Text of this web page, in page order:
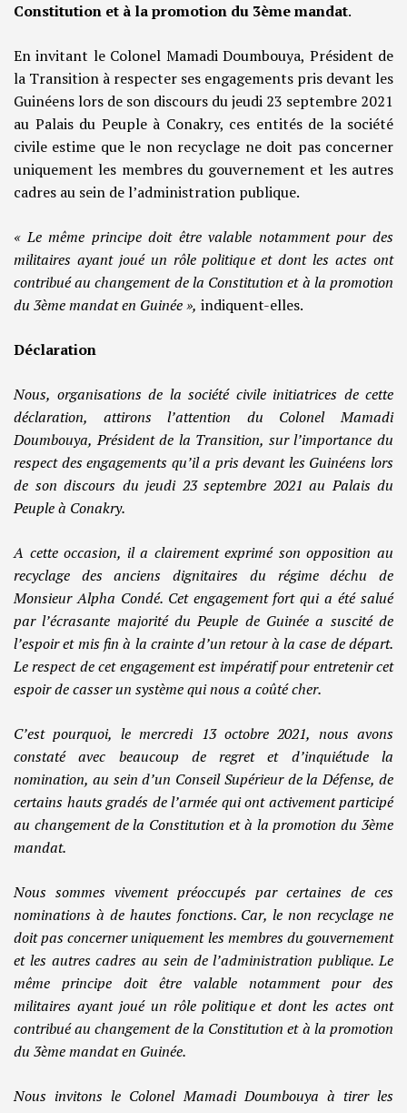
Constitution et à la promotion du 3ème mandat.
En invitant le Colonel Mamadi Doumbouya, Président de
la Transition à respecter ses engagements pris devant les
Guinéens lors de son discours du jeudi 23 septembre 2021
au Palais du Peuple à Conakry, ces entités de la société
civile estime que le non recyclage ne doit pas concerner
uniquement les membres du gouvernement et les autres
cadres au sein de l’administration publique.
« Le même principe doit être valable notamment pour des
militaires ayant joué un rôle politique et dont les actes ont
contribué au changement de la Constitution et à la promotion
du 3ème mandat en Guinée », indiquent-elles.
Déclaration
Nous, organisations de la société civile initiatrices de cette
déclaration, attirons l’attention du Colonel Mamadi
Doumbouya, Président de la Transition, sur l’importance du
respect des engagements qu’il a pris devant les Guinéens lors
de son discours du jeudi 23 septembre 2021 au Palais du
Peuple à Conakry.
A cette occasion, il a clairement exprimé son opposition au
recyclage des anciens dignitaires du régime déchu de
Monsieur Alpha Condé. Cet engagement fort qui a été salué
par l’écrasante majorité du Peuple de Guinée a suscité de
l’espoir et mis fin à la crainte d’un retour à la case de départ.
Le respect de cet engagement est impératif pour entretenir cet
espoir de casser un système qui nous a coûté cher.
C’est pourquoi, le mercredi 13 octobre 2021, nous avons
constaté avec beaucoup de regret et d’inquiétude la
nomination, au sein d’un Conseil Supérieur de la Défense, de
certains hauts gradés de l’armée qui ont activement participé
au changement de la Constitution et à la promotion du 3ème
mandat.
Nous sommes vivement préoccupés par certaines de ces
nominations à de hautes fonctions. Car, le non recyclage ne
doit pas concerner uniquement les membres du gouvernement
et les autres cadres au sein de l’administration publique. Le
même principe doit être valable notamment pour des
militaires ayant joué un rôle politique et dont les actes ont
contribué au changement de la Constitution et à la promotion
du 3ème mandat en Guinée.
Nous invitons le Colonel Mamadi Doumbouya à tirer les